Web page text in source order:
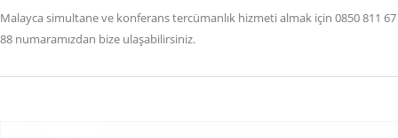
Malayca simultane ve konferans tercümanlık hizmeti almak için 0850 811 67
88 numaramızdan bize ulaşabilirsiniz.